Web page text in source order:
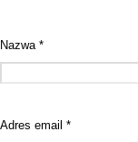
Nazwa *
Adres email *